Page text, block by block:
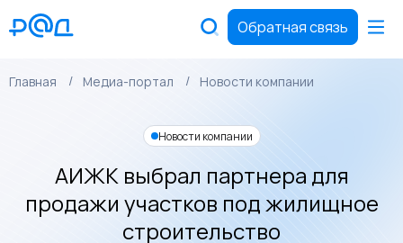
Обратная связь
Главная Медиа-портал Новости компании
Новости компании
АИЖК выбрал партнера для
продажи участков под жилищное
строительство